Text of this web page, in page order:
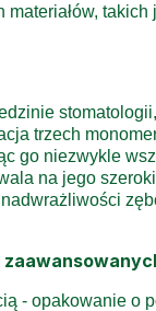
trzech
go niezwykle
na jego
- opakowanie o